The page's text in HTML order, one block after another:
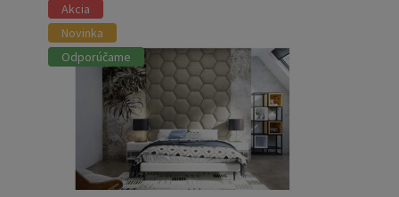
Akcia
Novinka
Odporúčame